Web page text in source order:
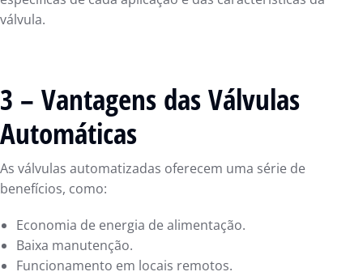
válvula.
3 – Vantagens das Válvulas
Automáticas
As válvulas automatizadas oferecem uma série de
benefícios, como:
Economia de energia de alimentação.
Baixa manutenção.
Funcionamento em locais remotos.